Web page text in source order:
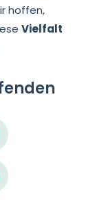
hoffen,
Vielfalt